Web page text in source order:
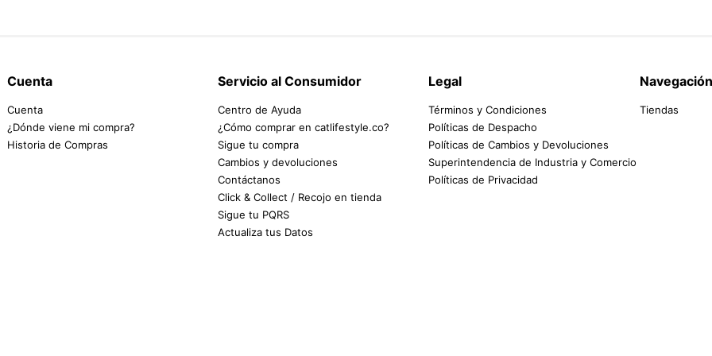
Cuenta
Cuenta
¿Dónde viene mi compra?
Historia de Compras
Servicio al Consumidor
Centro de Ayuda
¿Cómo comprar en catlifestyle.co?
Sigue tu compra
Cambios y devoluciones
Contáctanos
Click & Collect / Recojo en tienda
Sigue tu PQRS
Actualiza tus Datos
Legal
Términos y Condiciones
Políticas de Despacho
Políticas de Cambios y Devoluciones
Superintendencia de Industria y Comercio
Políticas de Privacidad
Navegación
Tiendas